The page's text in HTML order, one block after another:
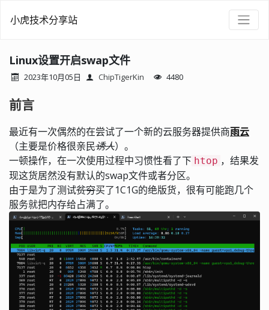
小虎技术分享站
Linux设置开启swap文件
2023年10月05日 ChipTigerKin 4480
前言
最近有一次偶然的在尝试了一个新的云服务器提供商雨云
（主要是价格很亲民诱人）。
一顿操作，在一次使用过程中习惯性看了下 htop ，结果发
现这货居然没有默认的swap文件或者分区。
由于是为了测试贫穷买了1C1G的绝版货，很有可能跑几个
服务就把内存给占满了。